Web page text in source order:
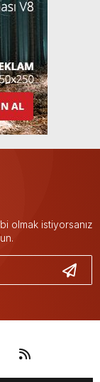
olmak istiyorsanız